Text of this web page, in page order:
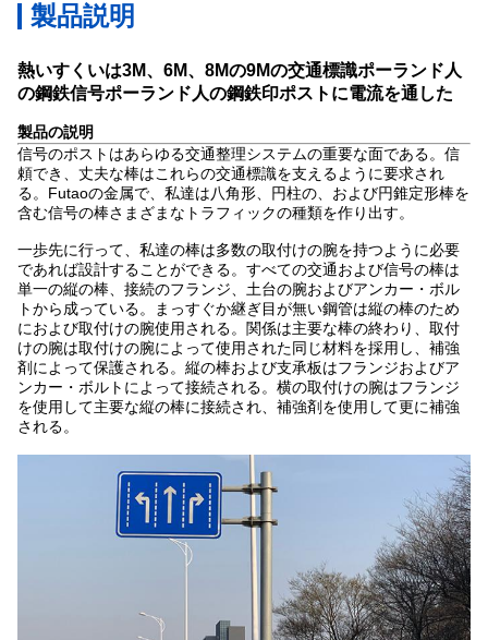
製品説明
熱いすくいは3M、6M、8Mの9Mの交通標識ポーランド人
の鋼鉄信号ポーランド人の鋼鉄印ポストに電流を通した
製品の説明
信号のポストはあらゆる交通整理システムの重要な面である。信
頼でき、丈夫な棒はこれらの交通標識を支えるように要求され
る。Futaoの金属で、私達は八角形、円柱の、および円錐定形棒を
含む信号の棒さまざまなトラフィックの種類を作り出す。
一歩先に行って、私達の棒は多数の取付けの腕を持つように必要
であれば設計することができる。すべての交通および信号の棒は
単一の縦の棒、接続のフランジ、土台の腕およびアンカー・ボル
トから成っている。まっすぐか継ぎ目が無い鋼管は縦の棒のため
におよび取付けの腕使用される。関係は主要な棒の終わり、取付
けの腕は取付けの腕によって使用された同じ材料を採用し、補強
剤によって保護される。縦の棒および支承板はフランジおよびア
ンカー・ボルトによって接続される。横の取付けの腕はフランジ
を使用して主要な縦の棒に接続され、補強剤を使用して更に補強
される。